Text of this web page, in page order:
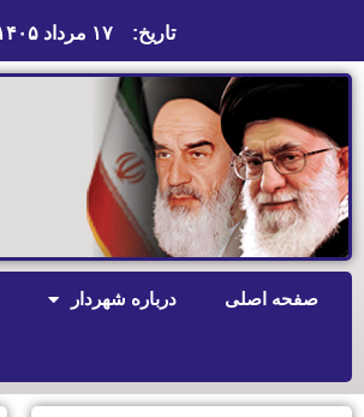
تاریخ: ۱۷ مرداد ۱۴۰۵
صفحه اصلی درباره شهردار